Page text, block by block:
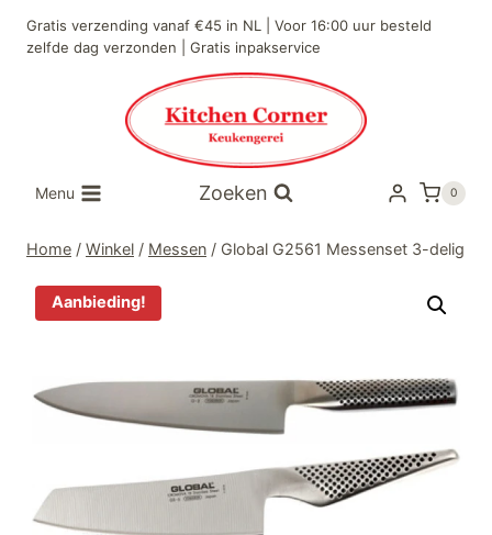
naar
Gratis verzending vanaf €45 in NL | Voor 16:00 uur besteld
zelfde dag verzonden | Gratis inpakservice
Menu Zoeken 0
Home / Winkel / Messen / Global G2561 Messenset 3-delig
Aanbieding!